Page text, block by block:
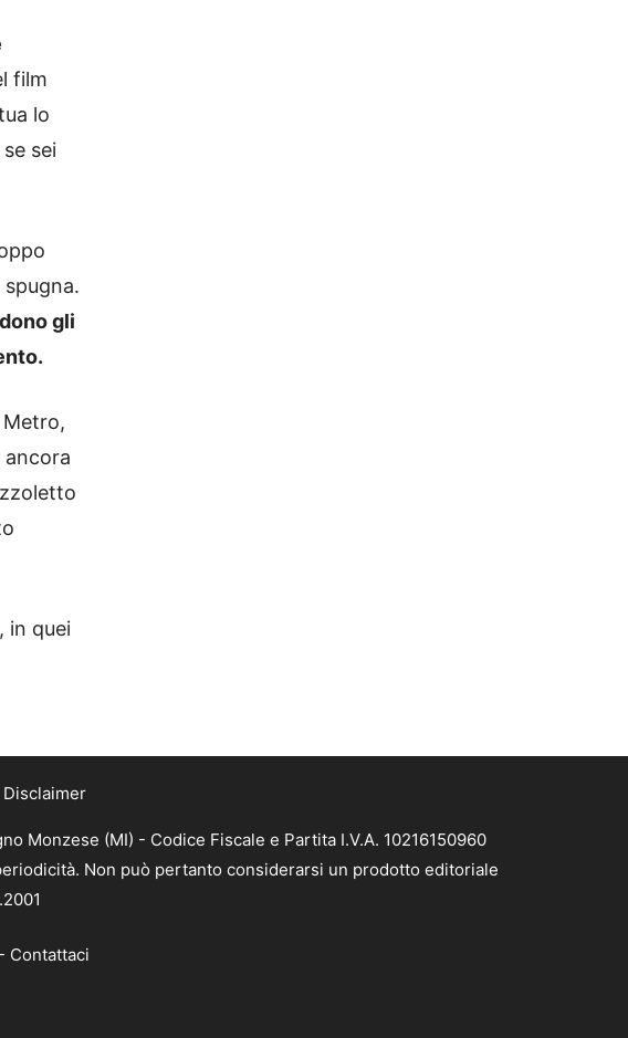
film
lo
sei
gli
in quei
Disclaimer
Monzese (MI) - Codice Fiscale e Partita I.V.A. 10216150960
Non può pertanto considerarsi un prodotto editoriale
Contattaci